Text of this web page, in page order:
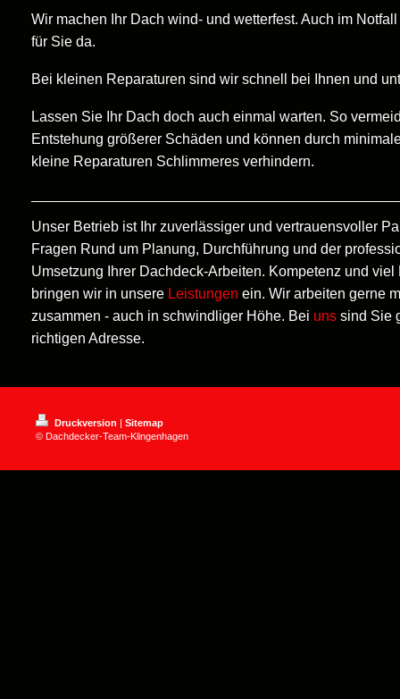
Wir machen Ihr Dach wind- und wetterfest. Auch im
für Sie da.
Bei kleinen Reparaturen sind wir schnell bei Ihnen und
Lassen Sie Ihr Dach doch auch einmal warten. So
Entstehung größerer Schäden und können durch
kleine Reparaturen Schlimmeres verhindern.
Unser Betrieb ist Ihr zuverlässiger und vertrauensvoller
Fragen Rund um Planung, Durchführung und der
Umsetzung Ihrer Dachdeck-Arbeiten. Kompetenz und viel
bringen wir in unsere Leistungen ein. Wir arbeiten gerne
zusammen - auch in schwindliger Höhe. Bei uns sind Sie
richtigen Adresse.
Druckversion | Sitemap
© Dachdecker-Team-Klingenhagen